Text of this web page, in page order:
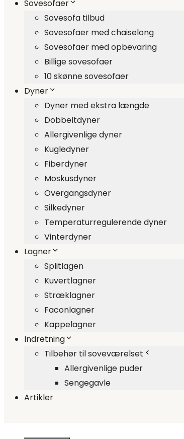
Sovesofaer
Sovesofa tilbud
Sovesofaer med chaiselong
Sovesofaer med opbevaring
Billige sovesofaer
10 skønne sovesofaer
Dyner
Dyner med ekstra længde
Dobbeltdyner
Allergivenlige dyner
Kugledyner
Fiberdyner
Moskusdyner
Overgangsdyner
Silkedyner
Temperaturregulerende dyner
Vinterdyner
Lagner
Splitlagen
Kuvertlagner
Stræklagner
Faconlagner
Kappelagner
Indretning
Tilbehør til soveværelset
Allergivenlige puder
Sengegavle
Artikler